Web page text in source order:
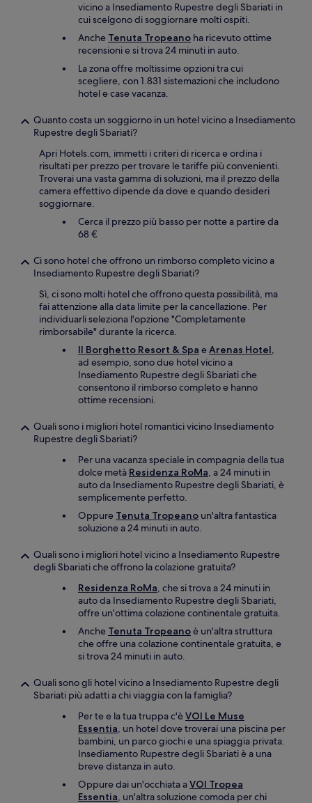
vicino a Insediamento Rupestre degli Sbariati in
cui scelgono di soggiornare molti ospiti.
Anche Tenuta Tropeano ha ricevuto ottime
recensioni e si trova 24 minuti in auto.
La zona offre moltissime opzioni tra cui
scegliere, con 1.831 sistemazioni che includono
hotel e case vacanza.
Quanto costa un soggiorno in un hotel vicino a Insediamento
Rupestre degli Sbariati?
Apri Hotels.com, immetti i criteri di ricerca e ordina i
risultati per prezzo per trovare le tariffe più convenienti.
Troverai una vasta gamma di soluzioni, ma il prezzo della
camera effettivo dipende da dove e quando desideri
soggiornare.
Cerca il prezzo più basso per notte a partire da
68 €
Ci sono hotel che offrono un rimborso completo vicino a
Insediamento Rupestre degli Sbariati?
Sì, ci sono molti hotel che offrono questa possibilità, ma
fai attenzione alla data limite per la cancellazione. Per
individuarli seleziona l'opzione "Completamente
rimborsabile" durante la ricerca.
Il Borghetto Resort & Spa eArenas Hotel,
ad esempio, sono due hotel vicino a
Insediamento Rupestre degli Sbariati che
consentono il rimborso completo e hanno
ottime recensioni.
Quali sono i migliori hotel romantici vicino Insediamento
Rupestre degli Sbariati?
Per una vacanza speciale in compagnia della tua
dolce metà Residenza RoMa, a 24 minuti in
auto da Insediamento Rupestre degli Sbariati, è
semplicemente perfetto.
Oppure Tenuta Tropeano un'altra fantastica
soluzione a 24 minuti in auto.
Quali sono i migliori hotel vicino a Insediamento Rupestre
degli Sbariati che offrono la colazione gratuita?
Residenza RoMa, che si trova a 24 minuti in
auto da Insediamento Rupestre degli Sbariati,
offre un'ottima colazione continentale gratuita.
Anche Tenuta Tropeanoè un'altra struttura
che offre una colazione continentale gratuita, e
si trova 24 minuti in auto.
Quali sono gli hotel vicino a Insediamento Rupestre degli
Sbariati più adatti a chi viaggia con la famiglia?
Per te e la tua truppa c'èVOI Le Muse
Essentia, un hotel dove troverai una piscina per
bambini, un parco giochi e una spiaggia privata.
Insediamento Rupestre degli Sbariati è a una
breve distanza in auto.
Oppure dai un'occhiata aVOI Tropea
Essentia, un'altra soluzione comoda per chi